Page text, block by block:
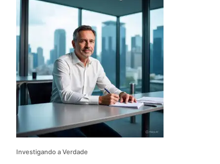
Investigando a Verdade